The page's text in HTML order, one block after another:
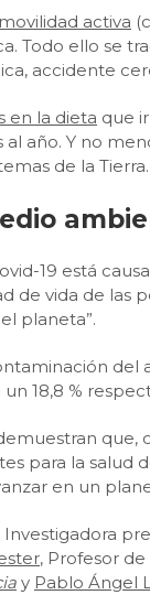
activa
Todo ello se
accidente
en la dieta que
año. Y no
de la Tierra.
19 está
de vida de las
planeta”.
del
un 18,8 %
que,
para la salud
en un
Investigadora
, Profesor
y Pablo Ángel